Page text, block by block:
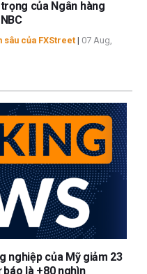
của Ngân hàng
sâu của FXStreet | 07 Aug,
nghiệp của Mỹ giảm 23
là +80 nghìn